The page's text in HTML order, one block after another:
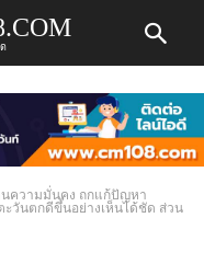
นความมั่นคง ถกแก้ปัญหา
วันตกดีขึ้นอย่างเห็นได้ชัด ส่วน